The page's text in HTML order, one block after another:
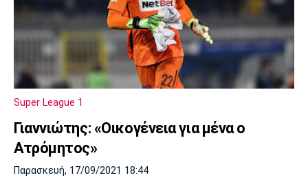
Super League 1
Γιαννιώτης: «Οικογένεια για μένα ο
Ατρόμητος»
Παρασκευή, 17/09/2021 18:44